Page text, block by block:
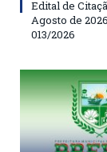
Edital de
Agosto de
013/2026